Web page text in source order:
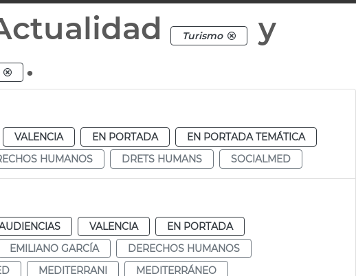
Turismo
y
.
VALENCIA EN PORTADA
EN PORTADA TEMÁTICA
HUMANOS DRETS HUMANS SOCIALMED
VALENCIA
EN PORTADA
EMILIANO GARCÍA
DERECHOS HUMANOS
MEDITERRANI MEDITERRÁNEO